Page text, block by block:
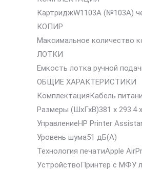
КартриджW1103A (№103A)
КОПИР
Максимальное количество
ЛОТКИ
Емкость лотка ручной
ОБЩИЕ ХАРАКТЕРИСТИКИ
КомплектацияКабель
Размеры (ШхГхВ)381 x 293.4
УправлениеHP Printer
Уровень шума51 дБ(A)
Технология печатиApple
УстройствоПринтер с МФУ